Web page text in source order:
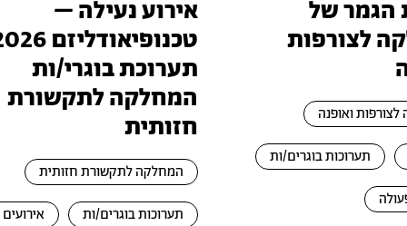
הגמר של
לצורפות
ואופנה
תערוכות בוגרים/ות
אירוע נעילה –
תערוכת בוגרי/ות
המחלקה לתקשורת
חזותית
המחלקה לתקשורת חזותית
תערוכות בוגרים/ות אירועים